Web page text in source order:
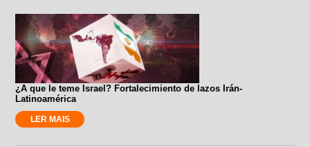
¿A que le teme Israel? Fortalecimiento de lazos Irán-
Latinoamérica
LER MAIS